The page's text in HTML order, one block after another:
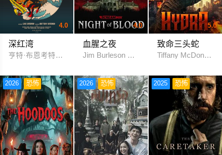
4.0
深红湾
亨特·布恩考特尼·多伯切尔西·吉尔森
4.0
血腥之夜
Jim Burleson Mihira Estelle
5.0
致命三头蛇
Tiffany McDonald
2026 恐怖 2026 恐怖 2025 恐怖